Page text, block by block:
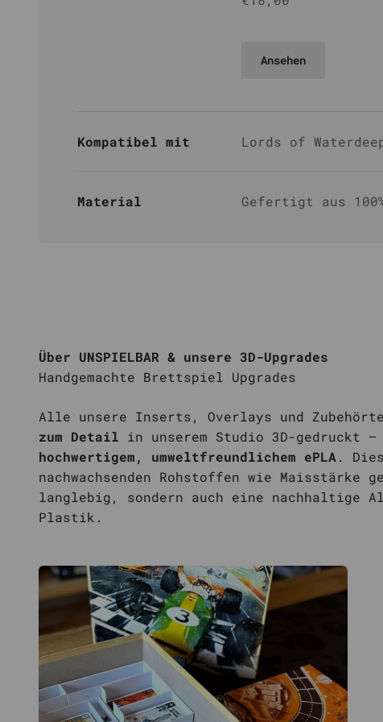
Ansehen
Kompatibel mit Lords of
Material Gefertigt aus
Über UNSPIELBAR & unsere 3D-Upgrades
Alle unsere Inserts, Overlays und
zum Detail in unserem Studio 3D-gedruckt
hochwertigem, umweltfreundlichem ePLA.
nachwachsenden Rohstoffen wie Maisstärke
langlebig, sondern auch eine nachhaltige
Plastik.